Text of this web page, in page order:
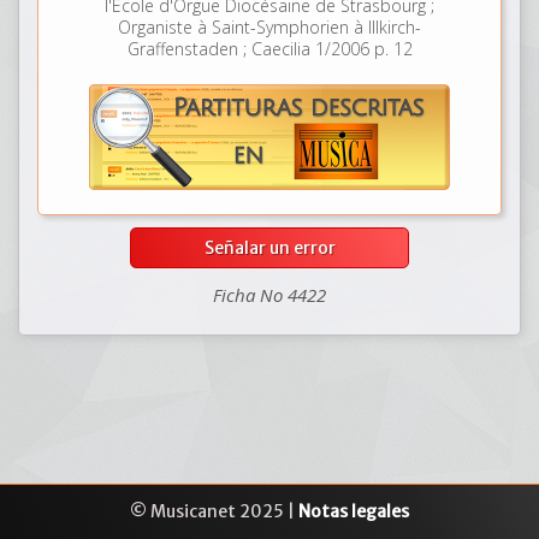
l'Ecole d'Orgue Diocésaine de Strasbourg ;
Organiste à Saint-Symphorien à Illkirch-
Graffenstaden ; Caecilia 1/2006 p. 12
Señalar un error
Ficha No 4422
© Musicanet 2025 | Notas legales